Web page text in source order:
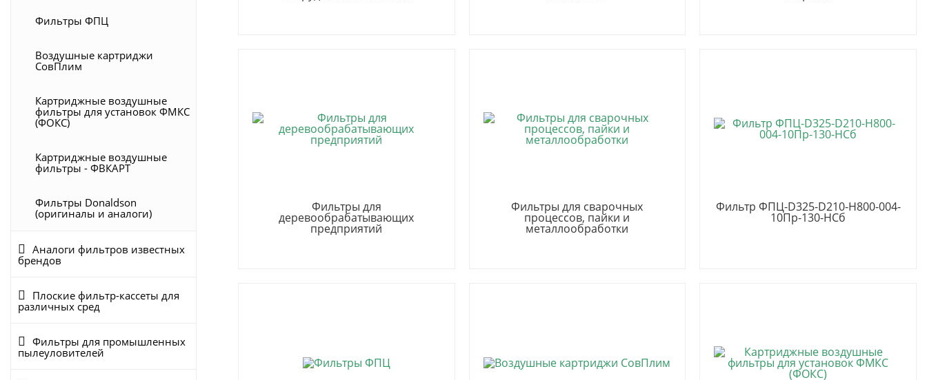
Фильтры ФПЦ
Воздушные картриджи
СовПлим
Картриджные воздушные
фильтры для установок ФМКС
(ФОКС)
Картриджные воздушные
фильтры - ФВКАРТ
Фильтры Donaldson
(оригиналы и аналоги)
Аналоги фильтров известных
брендов
Плоские фильтр-кассеты для
различных сред
Фильтры для промышленных
пылеуловителей
Фильтры для
деревообрабатывающих
предприятий
Фильтры для сварочных
процессов, пайки и
металлообработки
Фильтр ФПЦ-D325-D210-H800-004-
10Пр-130-НСб